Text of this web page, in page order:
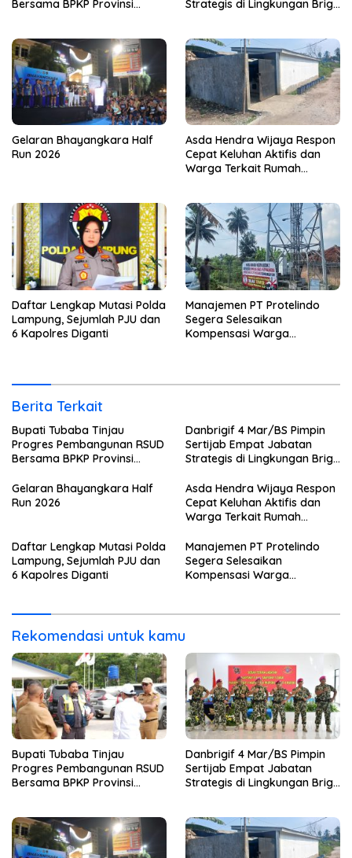
Bersama BPKP Provinsi
Strategis di Lingkungan Brigif
Gelaran Bhayangkara Half
Run 2026
Asda Hendra Wijaya Respon
Cepat Keluhan Aktifis dan
Warga Terkait Rumah
Daftar Lengkap Mutasi Polda
Lampung, Sejumlah PJU dan
6 Kapolres Diganti
Manajemen PT Protelindo
Segera Selesaikan
Kompensasi Warga
Berita Terkait
Bupati Tubaba Tinjau
Progres Pembangunan RSUD
Bersama BPKP Provinsi
Danbrigif 4 Mar/BS Pimpin
Sertijab Empat Jabatan
Strategis di Lingkungan Brigif
Gelaran Bhayangkara Half
Run 2026
Asda Hendra Wijaya Respon
Cepat Keluhan Aktifis dan
Warga Terkait Rumah
Coco
Daftar Lengkap Mutasi Polda
Lampung, Sejumlah PJU dan
6 Kapolres Diganti
Manajemen PT Protelindo
Segera Selesaikan
Kompensasi Warga
Rekomendasi untuk kamu
Bupati Tubaba Tinjau
Progres Pembangunan RSUD
Bersama BPKP Provinsi
Danbrigif 4 Mar/BS Pimpin
Sertijab Empat Jabatan
Strategis di Lingkungan Brigif